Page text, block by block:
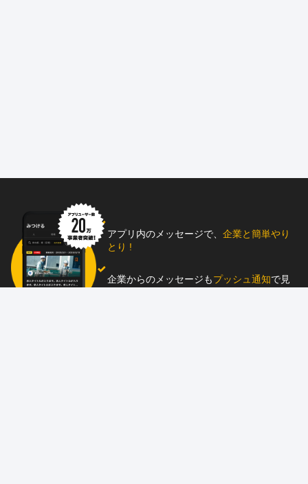
アプリ内のメッセージで、 企業と簡単やり
とり !
企業からのメッセージもプッシュ通知で見